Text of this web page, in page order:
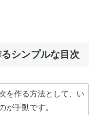
シンプルな目次
を作る方法として、い
が手動です。